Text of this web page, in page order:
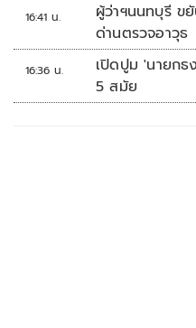
16:41 น.
ผู้ว่าฯนนทบุรี ข
ด่านตรวจอาวุธ
16:36 น.
เปิดปูม 'นายก
5 สมัย